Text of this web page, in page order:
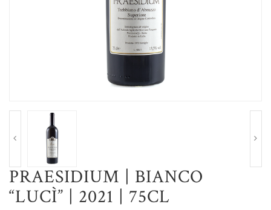
PRAESIDIUM | BIANCO
“LUCÌ” | 2021 | 75CL